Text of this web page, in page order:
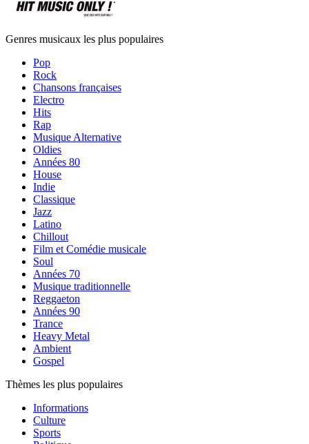
Genres musicaux les plus populaires
Pop
Rock
Chansons françaises
Electro
Hits
Rap
Musique Alternative
Oldies
Années 80
House
Indie
Classique
Jazz
Latino
Chillout
Film et Comédie musicale
Soul
Années 70
Musique traditionnelle
Reggaeton
Années 90
Trance
Heavy Metal
Ambient
Gospel
Thèmes les plus populaires
Informations
Culture
Sports